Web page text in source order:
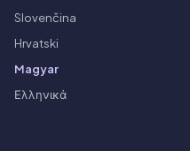
Slovenčina
Hrvatski
Magyar
Ελληνικά